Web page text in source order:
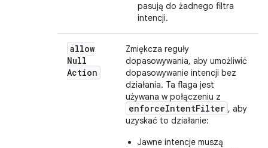
pasują do żadnego filtra
intencji.
allow
Null
Action
Zmiękcza reguły
dopasowywania, aby umożliwić
dopasowywanie intencji bez
działania. Ta flaga jest
używana w połączeniu z
enforceIntentFilter , aby
uzyskać to działanie:
Jawne intencje muszą